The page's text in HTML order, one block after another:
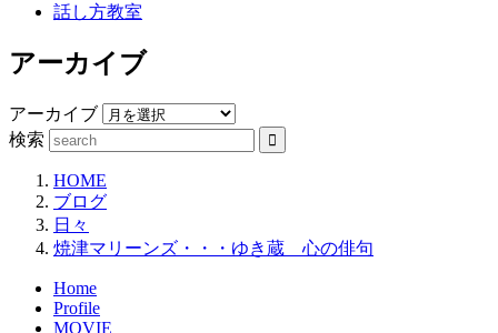
話し方教室
アーカイブ
アーカイブ
検索
HOME
ブログ
日々
焼津マリーンズ・・・ゆき蔵 心の俳句
Home
Profile
MOVIE